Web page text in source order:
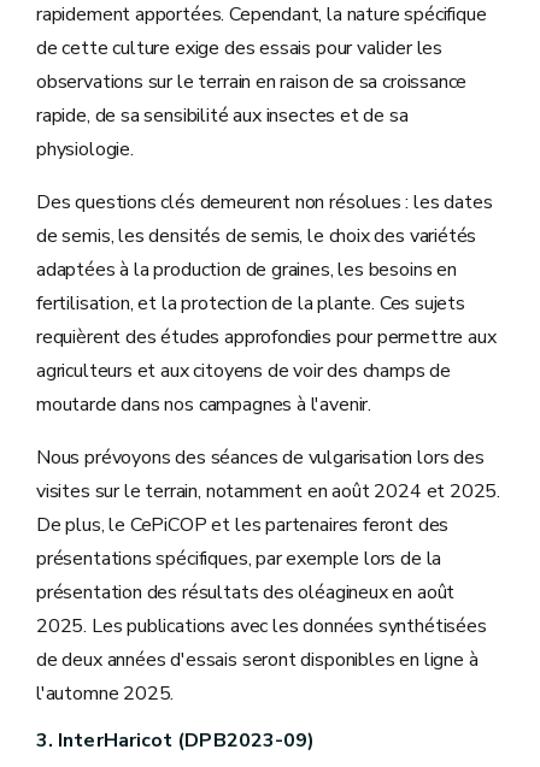
rapidement apportées. Cependant, la nature spécifique
de cette culture exige des essais pour valider les
observations sur le terrain en raison de sa croissance
rapide, de sa sensibilité aux insectes et de sa
physiologie.
Des questions clés demeurent non résolues : les dates
de semis, les densités de semis, le choix des variétés
adaptées à la production de graines, les besoins en
fertilisation, et la protection de la plante. Ces sujets
requièrent des études approfondies pour permettre aux
agriculteurs et aux citoyens de voir des champs de
moutarde dans nos campagnes à l'avenir.
Nous prévoyons des séances de vulgarisation lors des
visites sur le terrain, notamment en août 2024 et 2025.
De plus, le CePiCOP et les partenaires feront des
présentations spécifiques, par exemple lors de la
présentation des résultats des oléagineux en août
2025. Les publications avec les données synthétisées
de deux années d'essais seront disponibles en ligne à
l'automne 2025.
3. InterHaricot (DPB2023-09)